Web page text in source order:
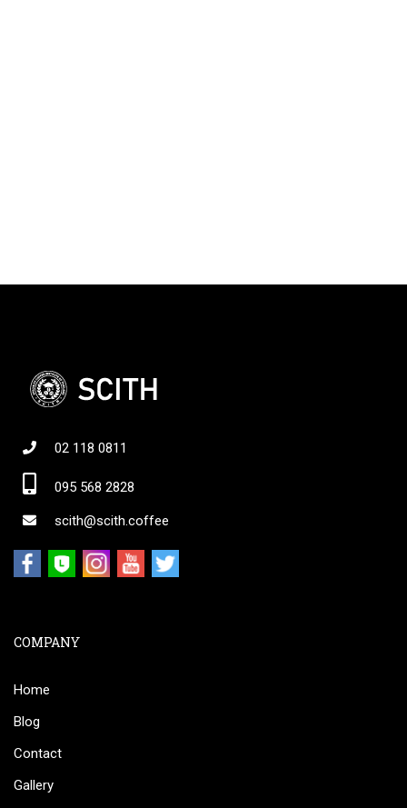
02 118 0811
095 568 2828
scith@scith.coffee
COMPANY
Home
Blog
Contact
Gallery